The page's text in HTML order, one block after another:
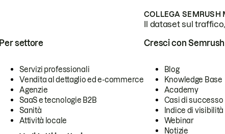
COLLEGA SEMRUSH
Il dataset sul
Per settore
Servizi professionali
Vendita al dettaglio ed e-commerce
Agenzie
SaaS e tecnologie B2B
Sanità
Attività locale
Cresci con Semrush
Blog
Knowledge Base
Academy
Casi di successo
Indice di visibilità
Webinar
Notizie